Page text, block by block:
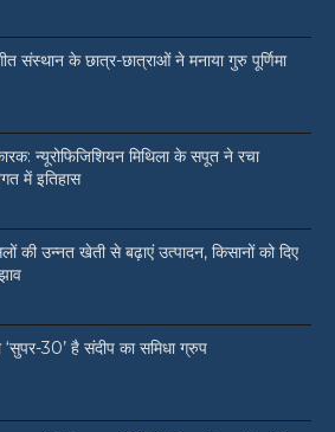
संस्थान के छात्र-छात्राओं ने मनाया गुरु पूर्णिमा
न्यूरोफिजिशियन मिथिला के सपूत ने रचा
में इतिहास
की उन्नत खेती से बढ़ाएं उत्पादन, किसानों को दिए
‘सुपर-30’ है संदीप का समिधा ग्रुप